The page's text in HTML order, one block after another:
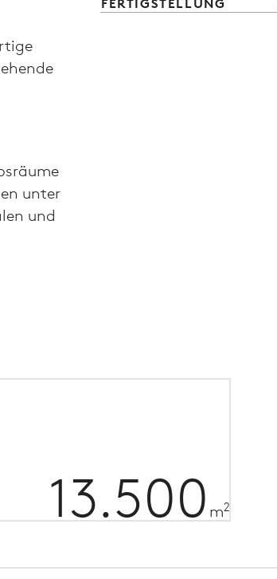
unter
und
13.500 m2